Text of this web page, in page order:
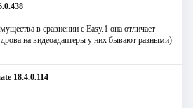
в сравнении с Easy.1 она отличает
на видеоадаптеры у них бывают разными)
18.4.0.114